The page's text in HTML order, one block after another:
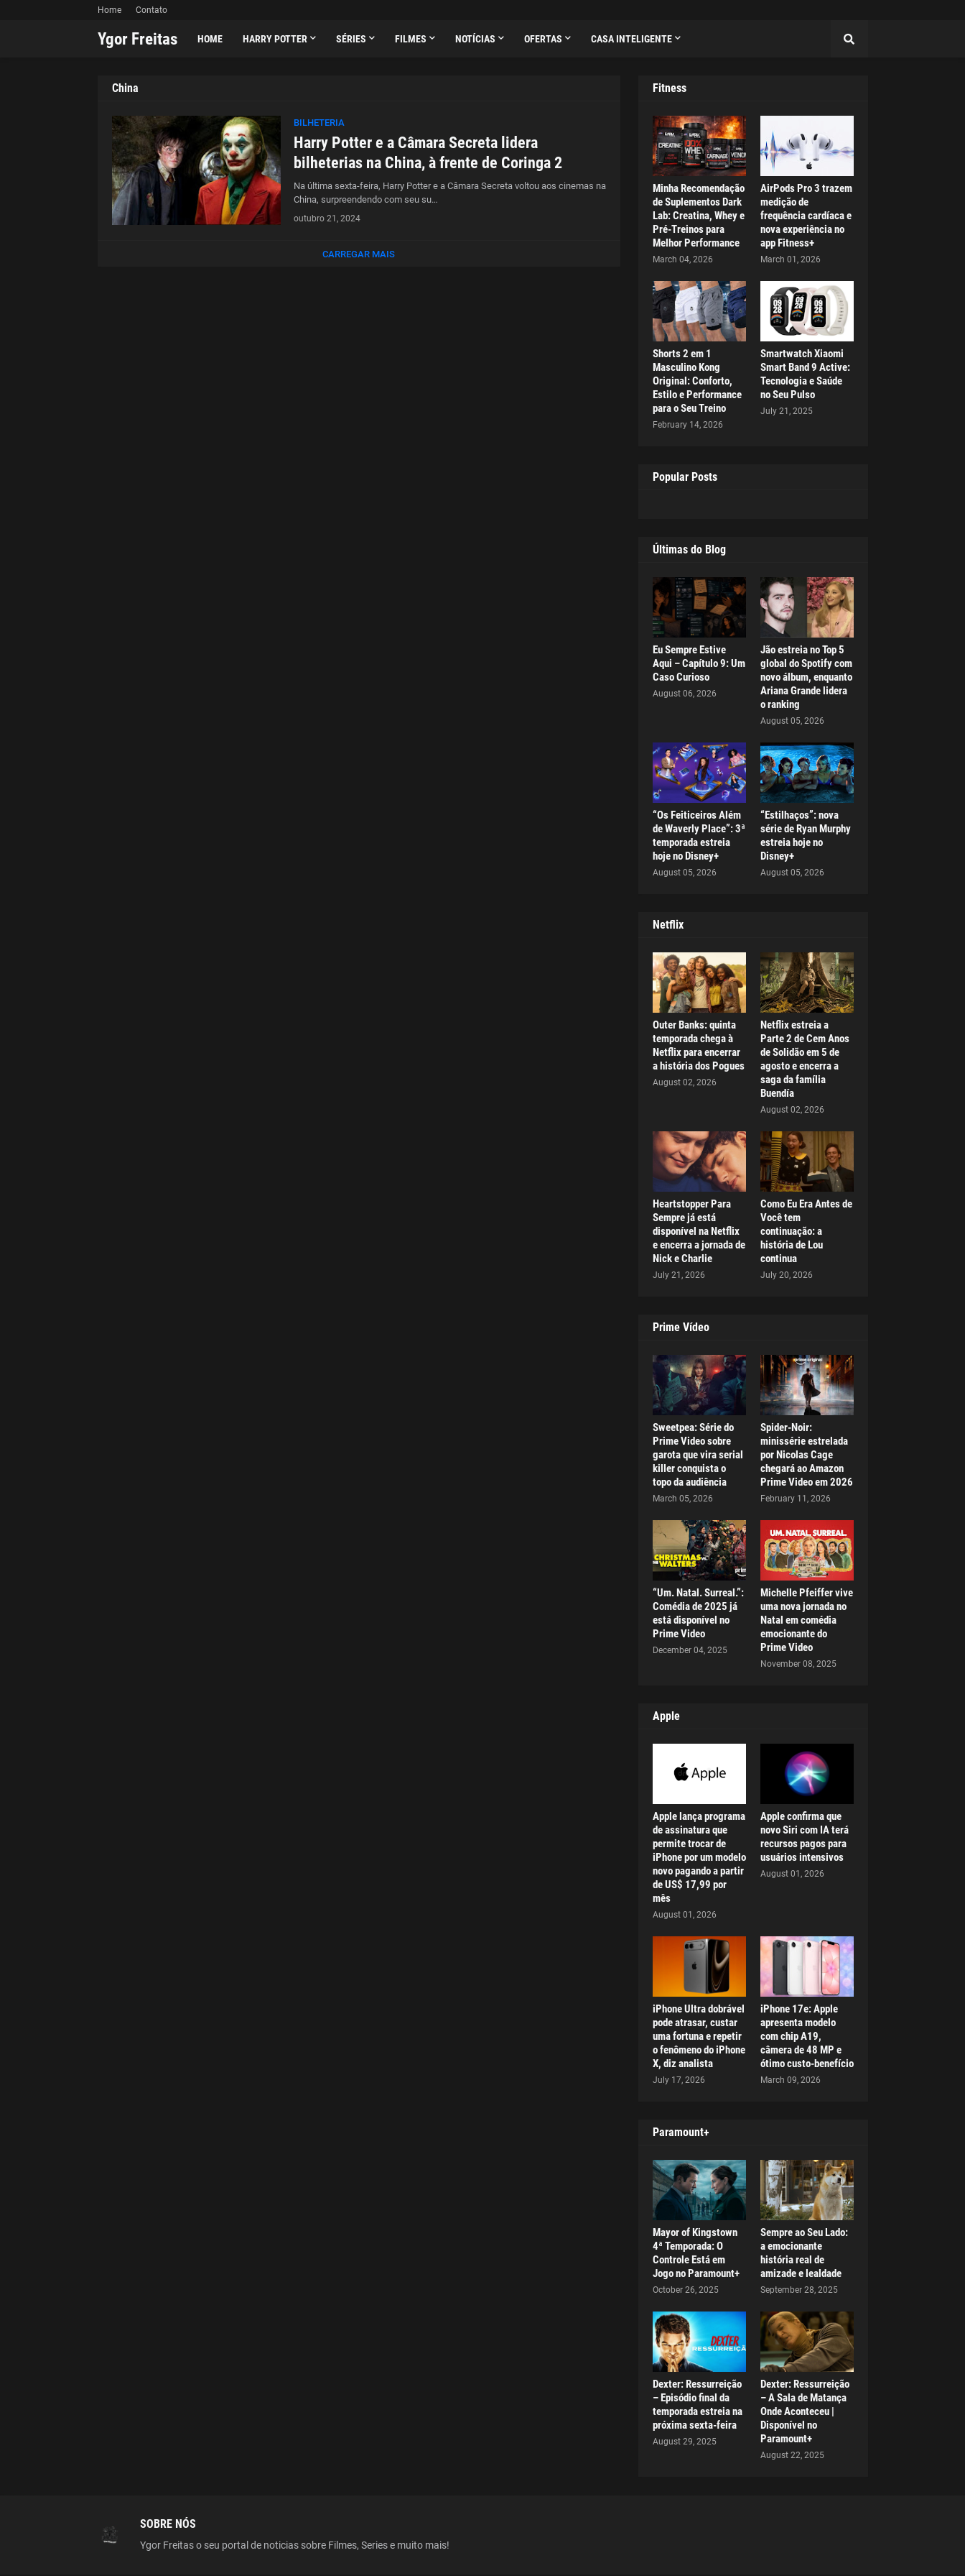
Home Contato
Ygor Freitas HOME HARRY POTTER SÉRIES FILMES NOTÍCIAS OFERTAS CASA INTELIGENTE
China
BILHETERIA
Harry Potter e a Câmara Secreta lidera
bilheterias na China, à frente de Coringa 2
Na última sexta-feira, Harry Potter e a Câmara Secreta voltou aos cinemas na
China, surpreendendo com seu su…
outubro 21, 2024
CARREGAR MAIS
Fitness
Minha Recomendação
de Suplementos Dark
Lab: Creatina, Whey e
Pré-Treinos para
Melhor Performance
March 04, 2026
AirPods Pro 3 trazem
medição de
frequência cardíaca e
nova experiência no
app Fitness+
March 01, 2026
Shorts 2 em 1
Masculino Kong
Original: Conforto,
Estilo e Performance
para o Seu Treino
February 14, 2026
Smartwatch Xiaomi
Smart Band 9 Active:
Tecnologia e Saúde
no Seu Pulso
July 21, 2025
Popular Posts
Últimas do Blog
Eu Sempre Estive
Aqui – Capítulo 9: Um
Caso Curioso
August 06, 2026
Jão estreia no Top 5
global do Spotify com
novo álbum, enquanto
Ariana Grande lidera
o ranking
August 05, 2026
“Os Feiticeiros Além
de Waverly Place”: 3ª
temporada estreia
hoje no Disney+
August 05, 2026
“Estilhaços”: nova
série de Ryan Murphy
estreia hoje no
Disney+
August 05, 2026
Netflix
Outer Banks: quinta
temporada chega à
Netflix para encerrar
a história dos Pogues
August 02, 2026
Netflix estreia a
Parte 2 de Cem Anos
de Solidão em 5 de
agosto e encerra a
saga da família
Buendía
August 02, 2026
Heartstopper Para
Sempre já está
disponível na Netflix
e encerra a jornada de
Nick e Charlie
July 21, 2026
Como Eu Era Antes de
Você tem
continuação: a
história de Lou
continua
July 20, 2026
Prime Vídeo
Sweetpea: Série do
Prime Video sobre
garota que vira serial
killer conquista o
topo da audiência
March 05, 2026
Spider-Noir:
minissérie estrelada
por Nicolas Cage
chegará ao Amazon
Prime Video em 2026
February 11, 2026
“Um. Natal. Surreal.”:
Comédia de 2025 já
está disponível no
Prime Video
December 04, 2025
Michelle Pfeiffer vive
uma nova jornada no
Natal em comédia
emocionante do
Prime Video
November 08, 2025
Apple
Apple lança programa
de assinatura que
permite trocar de
iPhone por um modelo
novo pagando a partir
de US$ 17,99 por
mês
August 01, 2026
Apple confirma que
novo Siri com IA terá
recursos pagos para
usuários intensivos
August 01, 2026
iPhone Ultra dobrável
pode atrasar, custar
uma fortuna e repetir
o fenômeno do iPhone
X, diz analista
July 17, 2026
iPhone 17e: Apple
apresenta modelo
com chip A19,
câmera de 48 MP e
ótimo custo-benefício
March 09, 2026
Paramount+
Mayor of Kingstown
4ª Temporada: O
Controle Está em
Jogo no Paramount+
October 26, 2025
Sempre ao Seu Lado:
a emocionante
história real de
amizade e lealdade
September 28, 2025
Dexter: Ressurreição
– Episódio final da
temporada estreia na
próxima sexta-feira
August 29, 2025
Dexter: Ressurreição
– A Sala de Matança
Onde Aconteceu |
Disponível no
Paramount+
August 22, 2025
SOBRE NÓS
Ygor Freitas o seu portal de noticias sobre Filmes, Series e muito mais!